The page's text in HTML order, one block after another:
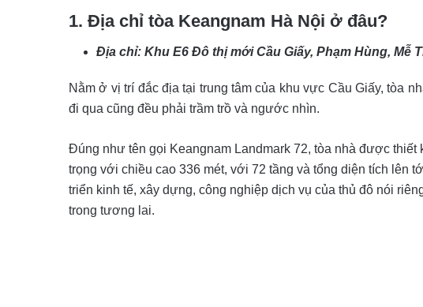
1. Địa chỉ tòa Keangnam Hà Nội ở đâu?
Địa chỉ: Khu E6 Đô thị mới Cầu Giấy, Phạm Hùng, Mễ
Nằm ở vị trí đắc địa tại trung tâm của khu vực Cầu Giấy, tòa
đi qua cũng đều phải trầm trồ và ngước nhìn.
Đúng như tên gọi Keangnam Landmark 72, tòa nhà được thiết
trọng với chiều cao 336 mét, với 72 tầng và tổng diện tích lên
triển kinh tế, xây dựng, công nghiệp dịch vụ của thủ đô nói
trong tương lai.